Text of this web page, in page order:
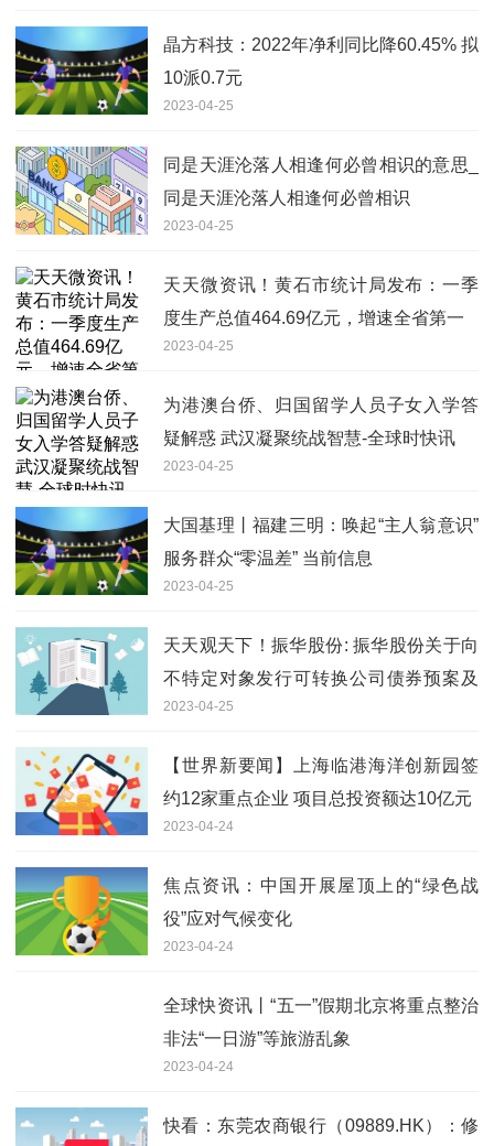
晶方科技：2022年净利同比降60.45% 拟
10派0.7元
2023-04-25
同是天涯沦落人相逢何必曾相识的意思_
同是天涯沦落人相逢何必曾相识
2023-04-25
天天微资讯！黄石市统计局发布：一季
度生产总值464.69亿元，增速全省第一
2023-04-25
为港澳台侨、归国留学人员子女入学答
疑解惑 武汉凝聚统战智慧-全球时快讯
2023-04-25
大国基理丨福建三明：唤起“主人翁意识”
服务群众“零温差” 当前信息
2023-04-25
天天观天下！振华股份: 振华股份关于向
不特定对象发行可转换公司债券预案及
系列文件修订情况说明的公告
2023-04-25
【世界新要闻】上海临港海洋创新园签
约12家重点企业 项目总投资额达10亿元
2023-04-24
焦点资讯：中国开展屋顶上的“绿色战
役”应对气候变化
2023-04-24
全球快资讯丨“五一”假期北京将重点整治
非法“一日游”等旅游乱象
2023-04-24
快看：东莞农商银行（09889.HK）：修